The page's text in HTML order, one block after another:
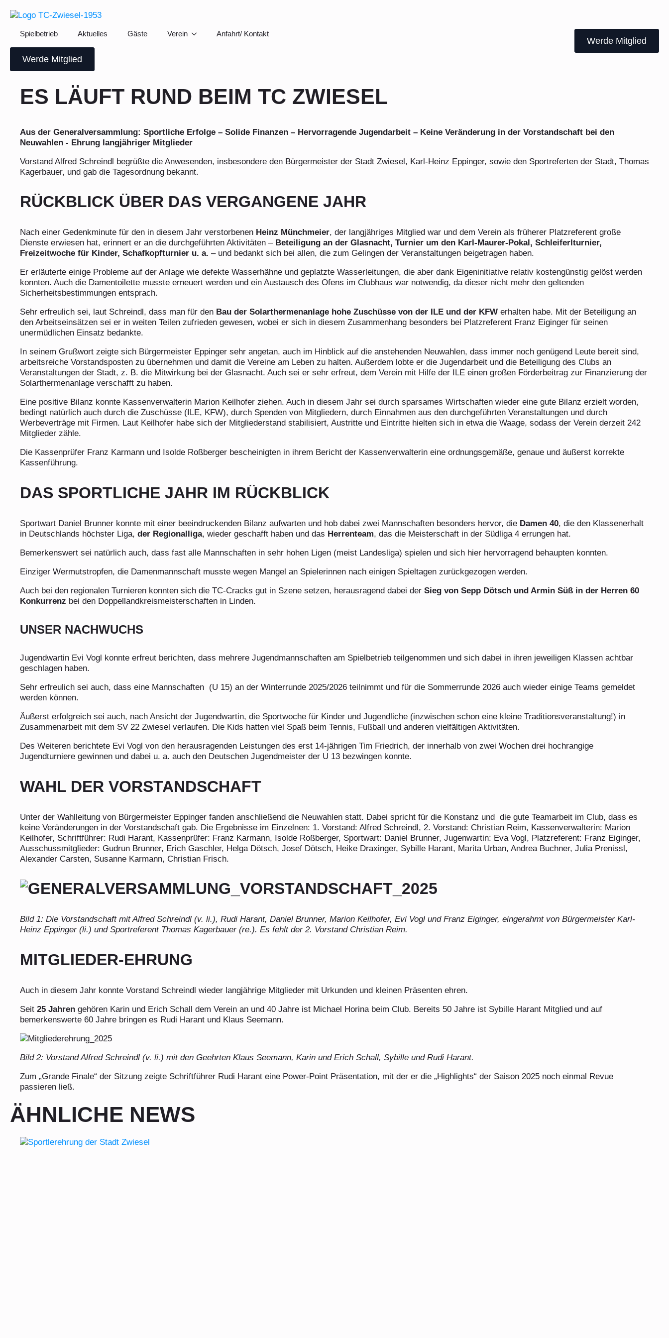
Spielbetrieb Aktuelles Gäste Verein Anfahrt/ Kontakt
Werde Mitglied
Werde Mitglied
Spielbetrieb Aktuelles Gäste Verein Anfahrt/ Kontakt
Werde Mitglied
Werde Mitglied
GENERALVERSAMMLUNG 2025
ES LÄUFT RUND BEIM TC ZWIESEL
Aus der Generalversammlung: Sportliche Erfolge – Solide Finanzen – Hervorragende Jugendarbeit – Keine Veränderung in der Vorstandschaft bei den
Neuwahlen - Ehrung langjähriger Mitglieder
Vorstand Alfred Schreindl begrüßte die Anwesenden, insbesondere den Bürgermeister der Stadt Zwiesel, Karl-Heinz Eppinger, sowie den Sportreferten der Stadt, Thomas
Kagerbauer, und gab die Tagesordnung bekannt.
RÜCKBLICK ÜBER DAS VERGANGENE JAHR
Nach einer Gedenkminute für den in diesem Jahr verstorbenen Heinz Münchmeier, der langjähriges Mitglied war und dem Verein als früherer Platzreferent große
Dienste erwiesen hat, erinnert er an die durchgeführten Aktivitäten – Beteiligung an der Glasnacht, Turnier um den Karl-Maurer-Pokal, Schleiferlturnier,
Freizeitwoche für Kinder, Schafkopfturnier u. a. – und bedankt sich bei allen, die zum Gelingen der Veranstaltungen beigetragen haben.
Er erläuterte einige Probleme auf der Anlage wie defekte Wasserhähne und geplatzte Wasserleitungen, die aber dank Eigeninitiative relativ kostengünstig gelöst werden
konnten. Auch die Damentoilette musste erneuert werden und ein Austausch des Ofens im Clubhaus war notwendig, da dieser nicht mehr den geltenden
Sicherheitsbestimmungen entsprach.
Sehr erfreulich sei, laut Schreindl, dass man für den Bau der Solarthermenanlage hohe Zuschüsse von der ILE und der KFW erhalten habe. Mit der Beteiligung an
den Arbeitseinsätzen sei er in weiten Teilen zufrieden gewesen, wobei er sich in diesem Zusammenhang besonders bei Platzreferent Franz Eiginger für seinen
unermüdlichen Einsatz bedankte.
In seinem Grußwort zeigte sich Bürgermeister Eppinger sehr angetan, auch im Hinblick auf die anstehenden Neuwahlen, dass immer noch genügend Leute bereit sind,
arbeitsreiche Vorstandsposten zu übernehmen und damit die Vereine am Leben zu halten. Außerdem lobte er die Jugendarbeit und die Beteiligung des Clubs an
Veranstaltungen der Stadt, z. B. die Mitwirkung bei der Glasnacht. Auch sei er sehr erfreut, dem Verein mit Hilfe der ILE einen großen Förderbeitrag zur Finanzierung der
Solarthermenanlage verschafft zu haben.
Eine positive Bilanz konnte Kassenverwalterin Marion Keilhofer ziehen. Auch in diesem Jahr sei durch sparsames Wirtschaften wieder eine gute Bilanz erzielt worden,
bedingt natürlich auch durch die Zuschüsse (ILE, KFW), durch Spenden von Mitgliedern, durch Einnahmen aus den durchgeführten Veranstaltungen und durch
Werbeverträge mit Firmen. Laut Keilhofer habe sich der Mitgliederstand stabilisiert, Austritte und Eintritte hielten sich in etwa die Waage, sodass der Verein derzeit 242
Mitglieder zähle.
Die Kassenprüfer Franz Karmann und Isolde Roßberger bescheinigten in ihrem Bericht der Kassenverwalterin eine ordnungsgemäße, genaue und äußerst korrekte
Kassenführung.
DAS SPORTLICHE JAHR IM RÜCKBLICK
Sportwart Daniel Brunner konnte mit einer beeindruckenden Bilanz aufwarten und hob dabei zwei Mannschaften besonders hervor, die Damen 40, die den Klassenerhalt
in Deutschlands höchster Liga, der Regionalliga, wieder geschafft haben und das Herrenteam, das die Meisterschaft in der Südliga 4 errungen hat.
Bemerkenswert sei natürlich auch, dass fast alle Mannschaften in sehr hohen Ligen (meist Landesliga) spielen und sich hier hervorragend behaupten konnten.
Einziger Wermutstropfen, die Damenmannschaft musste wegen Mangel an Spielerinnen nach einigen Spieltagen zurückgezogen werden.
Auch bei den regionalen Turnieren konnten sich die TC-Cracks gut in Szene setzen, herausragend dabei der Sieg von Sepp Dötsch und Armin Süß in der Herren 60
Konkurrenz bei den Doppellandkreismeisterschaften in Linden.
UNSER NACHWUCHS
Jugendwartin Evi Vogl konnte erfreut berichten, dass mehrere Jugendmannschaften am Spielbetrieb teilgenommen und sich dabei in ihren jeweiligen Klassen achtbar
geschlagen haben.
Sehr erfreulich sei auch, dass eine Mannschaften (U 15) an der Winterrunde 2025/2026 teilnimmt und für die Sommerrunde 2026 auch wieder einige Teams gemeldet
werden können.
Äußerst erfolgreich sei auch, nach Ansicht der Jugendwartin, die Sportwoche für Kinder und Jugendliche (inzwischen schon eine kleine Traditionsveranstaltung!) in
Zusammenarbeit mit dem SV 22 Zwiesel verlaufen. Die Kids hatten viel Spaß beim Tennis, Fußball und anderen vielfältigen Aktivitäten.
Des Weiteren berichtete Evi Vogl von den herausragenden Leistungen des erst 14-jährigen Tim Friedrich, der innerhalb von zwei Wochen drei hochrangige
Jugendturniere gewinnen und dabei u. a. auch den Deutschen Jugendmeister der U 13 bezwingen konnte.
WAHL DER VORSTANDSCHAFT
Unter der Wahlleitung von Bürgermeister Eppinger fanden anschließend die Neuwahlen statt. Dabei spricht für die Konstanz und die gute Teamarbeit im Club, dass es
keine Veränderungen in der Vorstandschaft gab. Die Ergebnisse im Einzelnen: 1. Vorstand: Alfred Schreindl, 2. Vorstand: Christian Reim, Kassenverwalterin: Marion
Keilhofer, Schriftführer: Rudi Harant, Kassenprüfer: Franz Karmann, Isolde Roßberger, Sportwart: Daniel Brunner, Jugenwartin: Eva Vogl, Platzreferent: Franz Eiginger,
Ausschussmitglieder: Gudrun Brunner, Erich Gaschler, Helga Dötsch, Josef Dötsch, Heike Draxinger, Sybille Harant, Marita Urban, Andrea Buchner, Julia Prenissl,
Alexander Carsten, Susanne Karmann, Christian Frisch.
Bild 1: Die Vorstandschaft mit Alfred Schreindl (v. li.), Rudi Harant, Daniel Brunner, Marion Keilhofer, Evi Vogl und Franz Eiginger, eingerahmt von Bürgermeister Karl-
Heinz Eppinger (li.) und Sportreferent Thomas Kagerbauer (re.). Es fehlt der 2. Vorstand Christian Reim.
MITGLIEDER-EHRUNG
Auch in diesem Jahr konnte Vorstand Schreindl wieder langjährige Mitglieder mit Urkunden und kleinen Präsenten ehren.
Seit 25 Jahren gehören Karin und Erich Schall dem Verein an und 40 Jahre ist Michael Horina beim Club. Bereits 50 Jahre ist Sybille Harant Mitglied und auf
bemerkenswerte 60 Jahre bringen es Rudi Harant und Klaus Seemann.
Bild 2: Vorstand Alfred Schreindl (v. li.) mit den Geehrten Klaus Seemann, Karin und Erich Schall, Sybille und Rudi Harant.
Zum „Grande Finale“ der Sitzung zeigte Schriftführer Rudi Harant eine Power-Point Präsentation, mit der er die „Highlights“ der Saison 2025 noch einmal Revue
passieren ließ.
ÄHNLICHE NEWS